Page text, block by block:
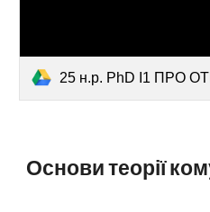
25 н.р. PhD І1 ПРО
Основи теорії